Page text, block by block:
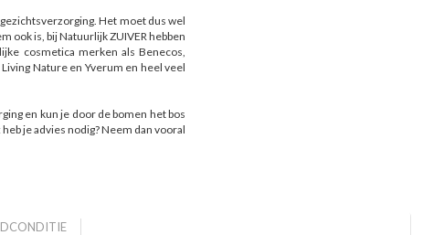
Het moet dus wel
ook is, bij Natuurlijk ZUIVER hebben
cosmetica merken als Benecos,
Nature en Yverum en heel veel
en kun je door de bomen het bos
je advies nodig? Neem dan vooral